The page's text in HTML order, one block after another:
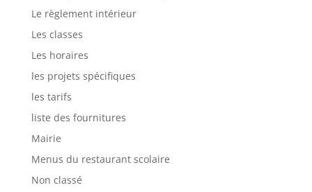
Le règlement intérieur
Les classes
Les horaires
les projets spécifiques
les tarifs
liste des fournitures
Mairie
Menus du restaurant scolaire
Non classé